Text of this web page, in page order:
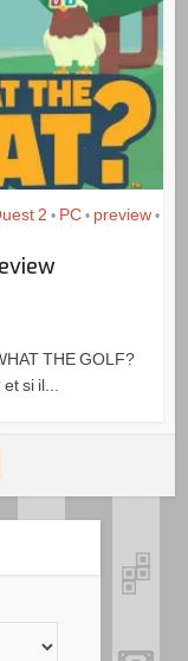
2 • PC • preview •
THE GOLF?
si il...